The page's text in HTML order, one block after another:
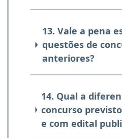
13. Vale a pena
questões de
anteriores?
14. Qual a
concurso
e com edital